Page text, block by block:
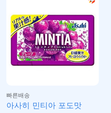
빠른배송
아사히 민티아 포도맛